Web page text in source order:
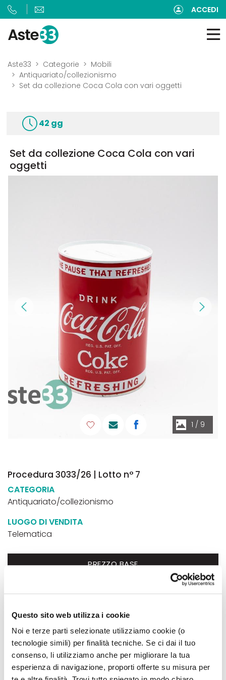
Questo sito web utilizza i cookie
Noi e terze parti selezionate utilizziamo cookie (o
tecnologie simili) per finalità tecniche. Se ci dai il tuo
consenso, li utilizziamo anche per migliorare la tua
esperienza di navigazione, proporti offerte su misura per
ACCEDI
Aste33 Categorie
Mobili
Antiquariato/collezionismo
Set da collezione Coca Cola con vari oggetti
42 gg
Set da collezione Coca Cola con vari
oggetti
1 / 9
Procedura 3033/26 | Lotto n° 7
CATEGORIA
Antiquariato/collezionismo
LUOGO DI VENDITA
Telematica
PREZZO BASE
14 set 2026 - ore 14:30
FINE GARA TELEMATICA
17 set 2026 - ore 14:30